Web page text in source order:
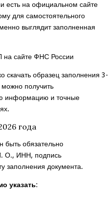
есть на официальном сайте
для самостоятельного
выглядитзаполненная
скачать образец заполнения 3-
получить
информацию и точные
года
быть обязательно
О., ИНН, подпись
заполнения документа.
указать: